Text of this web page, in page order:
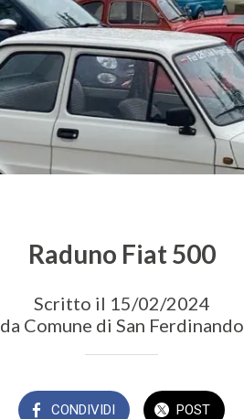
Raduno Fiat 500
Scritto il 15/02/2024
da Comune di San Ferdinando
CONDIVIDI POST